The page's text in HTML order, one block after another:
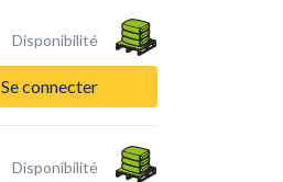
Disponibilité
Se connecter
Disponibilité